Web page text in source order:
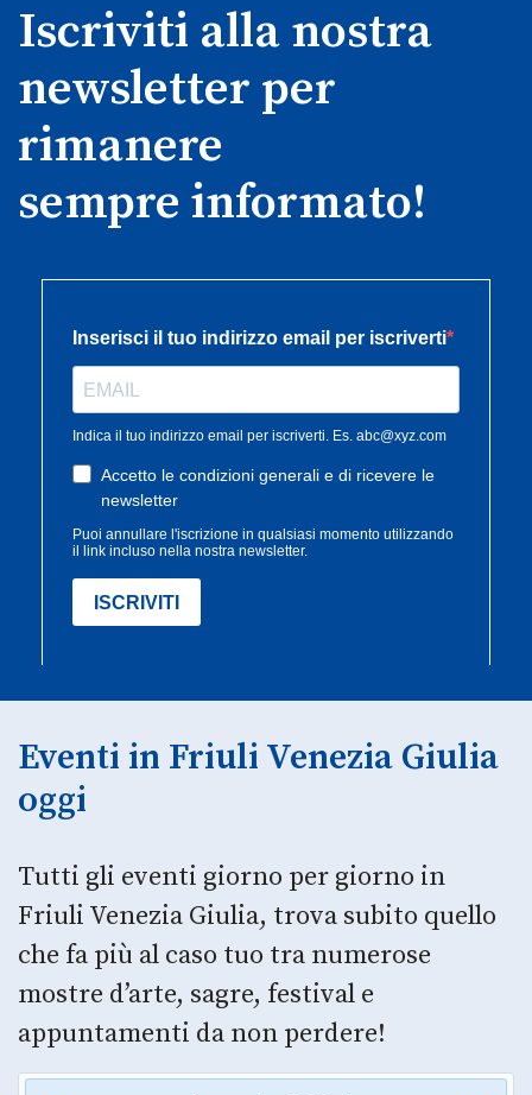
Iscriviti alla nostra
newsletter per
rimanere
sempre informato!
Eventi in Friuli Venezia Giulia
oggi
Tutti gli eventi giorno per giorno in
Friuli Venezia Giulia, trova subito quello
che fa più al caso tuo tra numerose
mostre d’arte, sagre, festival e
appuntamenti da non perdere!